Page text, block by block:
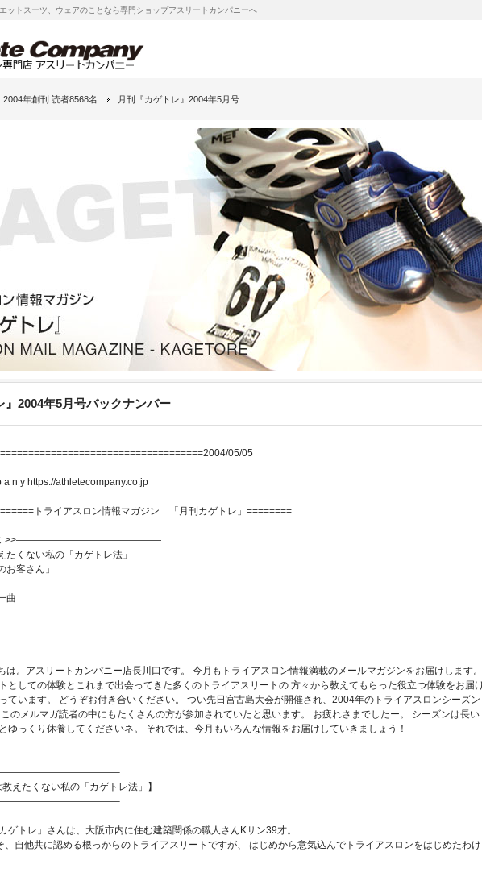
ットスーツ、ウェアのことなら専門ショップアスリートカンパニーへ
年創刊 読者8568名 月刊『カゲトレ』2004年5月号
』2004年5月号バックナンバー
05/05
a n y https://athletecompany.co.jp
トライアスロン情報マガジン 「月刊カゲトレ」========
じ >>———————————————
たくない私の「カゲトレ法」
お客さん」
曲
は。アスリートカンパニー店長川口です。 今月もトライアスロン情報満載のメールマガジンをお届けします。
としての体験とこれまで出会ってきた多くのトライアスリートの 方々から教えてもらった役立つ体験をお届
ています。 どうぞお付き合いください。 つい先日宮古島大会が開催され、2004年のトライアスロンシーズン
のメルマガ読者の中にもたくさんの方が参加されていたと思います。 お疲れさまでしたー。 シーズンは長い
ゆっくり休養してくださいネ。 それでは、今月もいろんな情報をお届けしていきましょう！
えたくない私の「カゲトレ法」】
ゲトレ」さんは、大阪市内に住む建築関係の職人さんKサン39才。
、自他共に認める根っからのトライアスリートですが、 はじめから意気込んでトライアスロンをはじめたわけ